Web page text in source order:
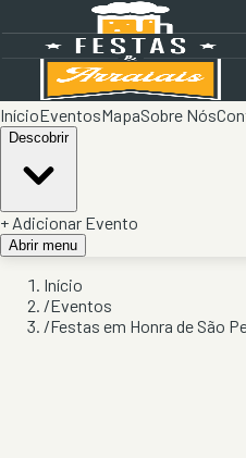
InícioEventosMapaSobre Nós
Descobrir
+ Adicionar Evento
Abrir menu
Início
/Eventos
/Festas em Honra de São